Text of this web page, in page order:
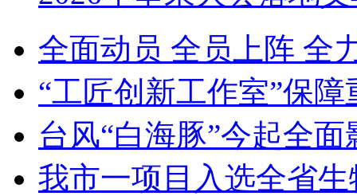
全面动员 全员上阵 全
“工匠创新工作室”保
台风“白海豚”今起全面
我市一项目入选全省